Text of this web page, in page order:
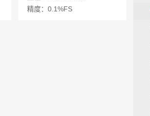
精度：0.1%FS